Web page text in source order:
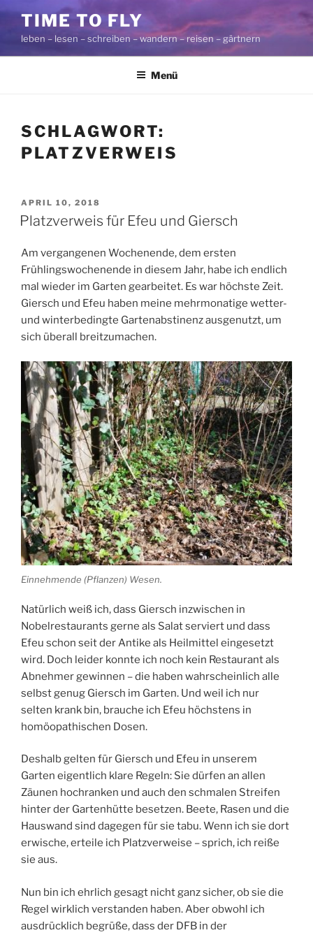
Zum
Inhalt
springen
TIME TO FLY
leben – lesen – schreiben – wandern – reisen – gärtnern
Menü
SCHLAGWORT:
PLATZVERWEIS
VERÖFFENTLICHT
AM
APRIL 10, 2018
Platzverweis für Efeu und Giersch
Am vergangenen Wochenende, dem ersten
Frühlingswochenende in diesem Jahr, habe ich endlich
mal wieder im Garten gearbeitet. Es war höchste Zeit.
Giersch und Efeu haben meine mehrmonatige wetter-
und winterbedingte Gartenabstinenz ausgenutzt, um
sich überall breitzumachen.
Einnehmende (Pflanzen) Wesen.
Natürlich weiß ich, dass Giersch inzwischen in
Nobelrestaurants gerne als Salat serviert und dass
Efeu schon seit der Antike als Heilmittel eingesetzt
wird. Doch leider konnte ich noch kein Restaurant als
Abnehmer gewinnen – die haben wahrscheinlich alle
selbst genug Giersch im Garten. Und weil ich nur
selten krank bin, brauche ich Efeu höchstens in
homöopathischen Dosen.
Deshalb gelten für Giersch und Efeu in unserem
Garten eigentlich klare Regeln: Sie dürfen an allen
Zäunen hochranken und auch den schmalen Streifen
hinter der Gartenhütte besetzen. Beete, Rasen und die
Hauswand sind dagegen für sie tabu. Wenn ich sie dort
erwische, erteile ich Platzverweise – sprich, ich reiße
sie aus.
Nun bin ich ehrlich gesagt nicht ganz sicher, ob sie die
Regel wirklich verstanden haben. Aber obwohl ich
ausdrücklich begrüße, dass der DFB in der